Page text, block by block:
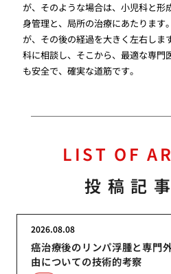
が、そのような場合は、小児科と形
身管理と、局所の治療にあたります
が、その後の経過を大きく左右しま
科に相談し、そこから、最適な専門
も安全で、確実な道筋です。
LIST OF
投稿記
癌治療後のリンパ浮腫と専門
由についての技術的考察
2026.08.08